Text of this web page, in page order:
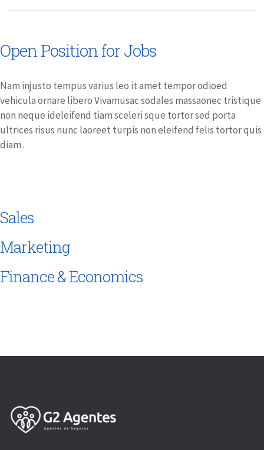
Open Position for Jobs
Nam injusto tempus varius leo it amet tempor odioed
vehicula ornare libero Vivamusac sodales massaonec tristique
non neque ideleifend tiam sceleri sque tortor sed porta
ultrices risus nunc laoreet turpis non eleifend felis tortor quis
diam .
Sales
Marketing
Finance & Economics